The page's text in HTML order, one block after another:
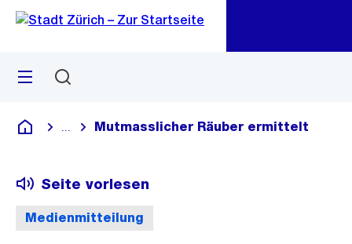
Navigation
Sprunglink
Menü
Deutsch
Blende alle Breadcrumbs ein
Mutmasslicher Räuber ermittelt
Medienmitteilung
Seite vorlesen